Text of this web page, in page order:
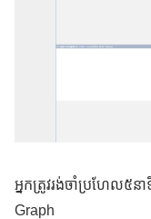
អ្នកត្រូវរង់ចាំប្រហែល៥ន
Graph